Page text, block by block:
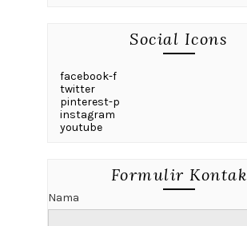
Social Icons
facebook-f
twitter
pinterest-p
instagram
youtube
Formulir Kontak
Nama